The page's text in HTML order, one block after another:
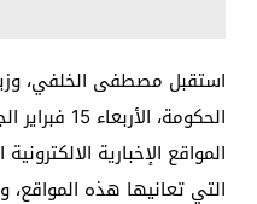
استقبل مصطفى الخلفي،
الحكومة،
المواقع الإخبارية
التي تعانيها هذه المواقع،